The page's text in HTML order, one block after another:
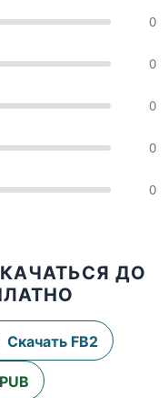
0
0
0
0
0
ДО
Скачать FB2